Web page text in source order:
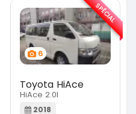
6
Toyota HiAce
HiAce 2.0l
2018
SPÉCIAL